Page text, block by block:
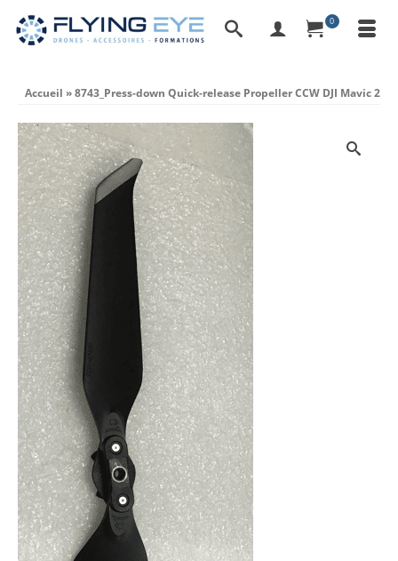
0
Accueil »8743_Press-down Quick-release Propeller CCW DJI Mavic 2